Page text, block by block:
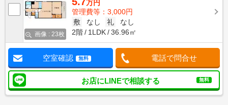
画像 : 23枚
万円
管理費等：3,000円
敷
なし 礼
なし
2階
1LDK 36.96㎡
空室確認 無料 電話で問合せ
お店にLINEで相談する 無料